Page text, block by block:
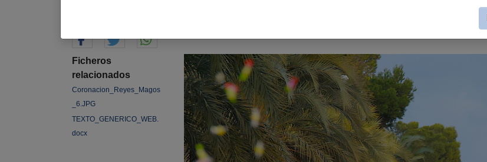
Ficheros
relacionados
Coronacion_Reyes_Magos
_6.JPG
TEXTO_GENERICO_WEB.
docx